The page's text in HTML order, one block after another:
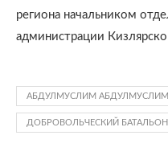
региона начальником
администрации
АБДУЛМУСЛИМ
ДОБРОВОЛЬЧЕСКИЙ БАТАЛЬОН